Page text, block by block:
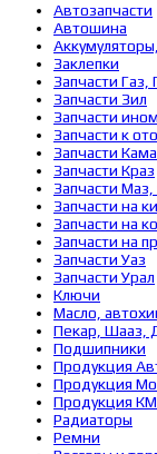
Автозапчасти
Автошина
Заклепки
Запчасти Газ,
Запчасти Зил
Запчасти
Запчасти к
Запчасти
Запчасти Краз
Запчасти
Запчасти на
Запчасти на
Запчасти на
Запчасти Уаз
Запчасти Урал
Ключи
Масло,
Пекар, Шааз,
Подшипники
Продукция
Продукция
Продукция
Радиаторы
Ремни